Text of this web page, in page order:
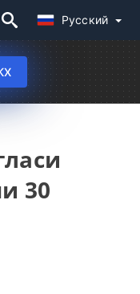
Русский
30